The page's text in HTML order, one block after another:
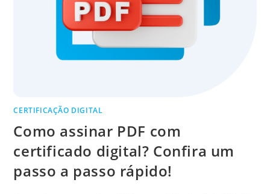
CERTIFICAÇÃO DIGITAL
Como assinar PDF com
certificado digital? Confira um
passo a passo rápido!